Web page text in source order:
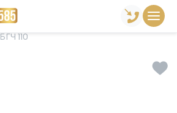
продукции
Браслеты
110